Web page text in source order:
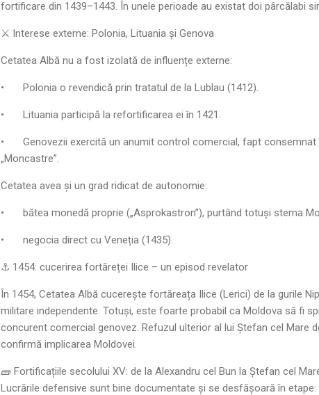
fortificare din 1439–1443. În unele perioade au existat doi pârcălabi
⚔️ Interese externe: Polonia, Lituania și Genova
Cetatea Albă nu a fost izolată de influențe externe:
• Polonia o revendică prin tratatul de la Lublau (1412).
• Lituania participă la refortificarea ei în 1421.
•
Genovezii exercită un anumit control comercial, fapt
„Moncastre”.
Cetatea avea și un grad ridicat de autonomie:
• bătea monedă proprie („Asprokastron”), purtând totuși stema
• negocia direct cu Veneția (1435).
⚓ 1454: cucerirea fortăreței Ilice – un episod revelator
În 1454, Cetatea Albă cucerește fortăreața Ilice (Lerici) de la gurile
militare independente. Totuși, este foarte probabil ca Moldova să fi
concurent comercial genovez. Refuzul ulterior al lui Ștefan cel Mare
confirmă implicarea Moldovei.
🧱 Fortificațiile secolului XV: de la Alexandru cel Bun la Ștefan cel
Lucrările defensive sunt bine documentate și se desfășoară în etape: